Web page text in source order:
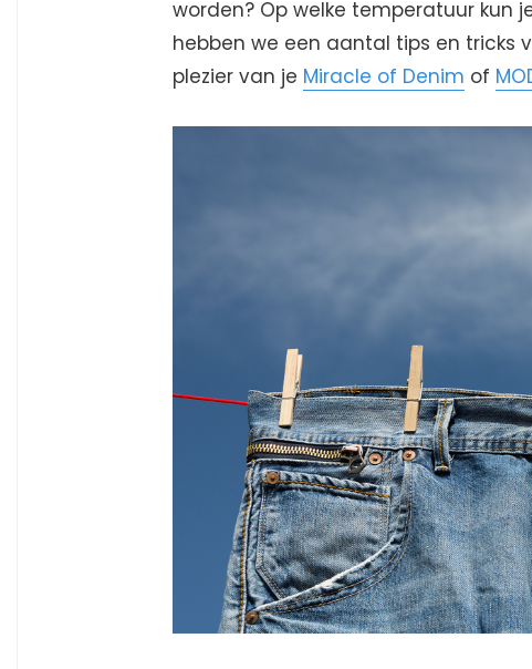
worden? Op welke temperatuur kun
hebben we een aantal tips en tricks
plezier van je Miracle of Denim of